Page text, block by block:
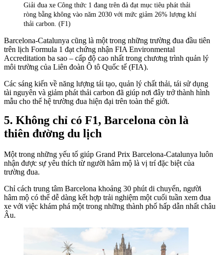
Giải đua xe Công thức 1 đang trên đà đạt mục tiêu phát thải
ròng bằng không vào năm 2030 với mức giảm 26% lượng khí
thải carbon. (F1)
Barcelona-Catalunya cũng là một trong những trường đua đầu tiên
trên lịch Formula 1 đạt chứng nhận FIA Environmental
Accreditation ba sao – cấp độ cao nhất trong chương trình quản lý
môi trường của Liên đoàn Ô tô Quốc tế (FIA).
Các sáng kiến về năng lượng tái tạo, quản lý chất thải, tái sử dụng
tài nguyên và giảm phát thải carbon đã giúp nơi đây trở thành hình
mẫu cho thế hệ trường đua hiện đại trên toàn thế giới.
Không chỉ có F1, Barcelona còn là
thiên đường du lịch
Một trong những yếu tố giúp Grand Prix Barcelona-Catalunya luôn
nhận được sự yêu thích từ người hâm mộ là vị trí đặc biệt của
trường đua.
Chỉ cách trung tâm Barcelona khoảng 30 phút di chuyển, người
hâm mộ có thể dễ dàng kết hợp trải nghiệm một cuối tuần xem đua
xe với việc khám phá một trong những thành phố hấp dẫn nhất châu
Âu.